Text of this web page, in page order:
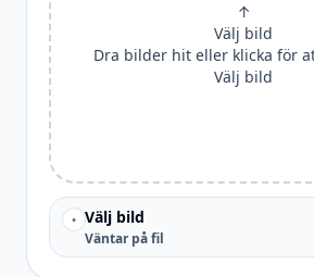
↑
Välj bild
Dra bilder hit eller klicka för
Välj bild
• Välj bild
Väntar på fil